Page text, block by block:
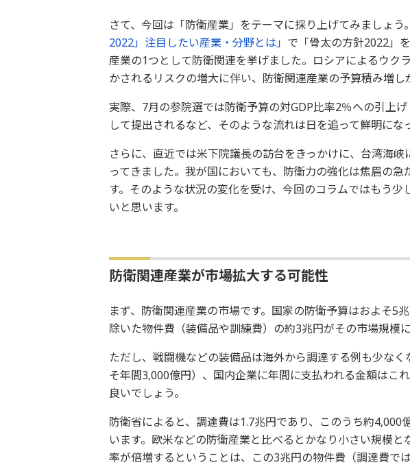
さて、今回は「防衛産業」をテーマに採り上げてみましょう。
2022」注目したい産業・分野とは」 で「骨太の方針2022」
産業の1つとして防衛関連を挙げました。ロシアによるウク
かされるリスクの増大に伴い、防衛関連産業の予算積み増し
実際、7月の参院選では防衛予算の対GDP比率2％への引上
して提出されるなど、そのような流れは日を追って鮮明にな
さらに、直近では米下院議長の訪台をきっかけに、台湾海
ってきました。我が国においても、防衛力の強化は焦眉の
す。そのような状況の変化を受け、今回のコラムではもう
いと思います。
防衛関連産業が市場拡大する可能性
まず、防衛関連産業の市場です。国家の防衛予算はおよそ5
除いた物件費（装備品や訓練費）の約3兆円がその市場規模
ただし、戦闘機などの装備品は海外から調達する例も少な
そ年間3,000億円）、国内企業に年間に支払われる金額はこ
良いでしょう。
防衛省によると、調達費は1.7兆円であり、このうち約4,000
います。欧米などの防衛産業と比べるとかなり小さい規模
率が倍増するということは、この3兆円の物件費（調達費で